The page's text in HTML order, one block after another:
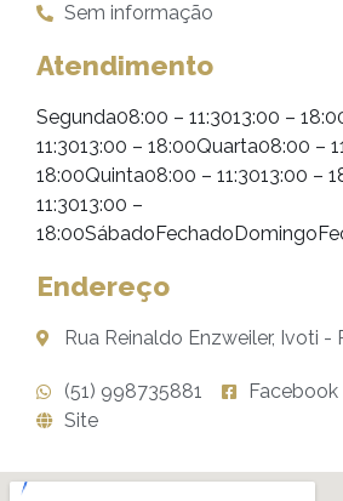
Sem informação
Atendimento
Segunda08:00 – 11:3013:00 –
11:3013:00 – 18:00Quarta08:00 –
18:00Quinta08:00 – 11:3013:00 –
11:3013:00 –
Endereço
Rua Reinaldo Enzweiler, Ivoti -
(51) 998735881 Facebook
Site